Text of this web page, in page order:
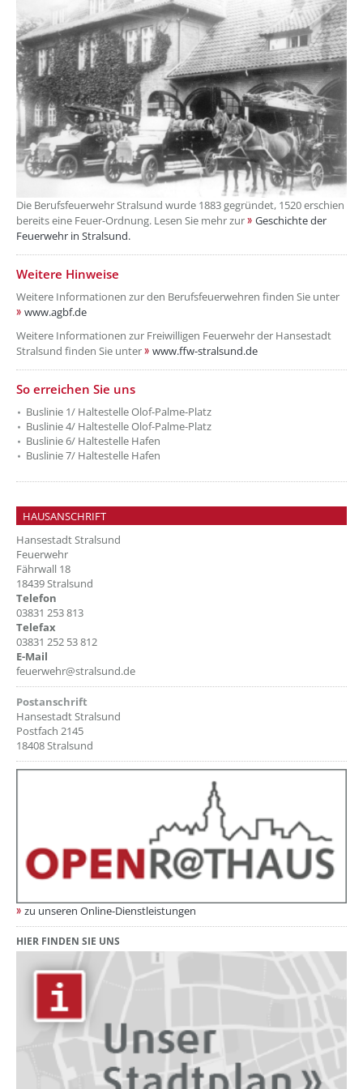
Die Berufsfeuerwehr Stralsund wurde 1883 gegründet, 1520 erschien
bereits eine Feuer-Ordnung. Lesen Sie mehr zur
Geschichte der
Feuerwehr in Stralsund.
??? absaetzeUnten[5]/titel ???
Weitere Hinweise
Weitere Informationen zur den Berufsfeuerwehren finden Sie unter
www.agbf.de
Weitere Informationen zur Freiwilligen Feuerwehr der Hansestadt
Stralsund finden Sie unter
www.ffw-stralsund.de
??? absaetzeUnten[6]/titel ???
So erreichen Sie uns
Buslinie 1/ Haltestelle Olof-Palme-Platz
Buslinie 4/ Haltestelle Olof-Palme-Platz
Buslinie 6/ Haltestelle Hafen
Buslinie 7/ Haltestelle Hafen
HAUSANSCHRIFT
Hansestadt Stralsund
Feuerwehr
Fährwall 18
18439 Stralsund
Telefon
03831 253 813
Telefax
03831 252 53 812
E-Mail
feuerwehr@stralsund.de
Postanschrift
Hansestadt Stralsund
Postfach 2145
18408 Stralsund
zu unseren Online-Dienstleistungen
HIER FINDEN SIE UNS